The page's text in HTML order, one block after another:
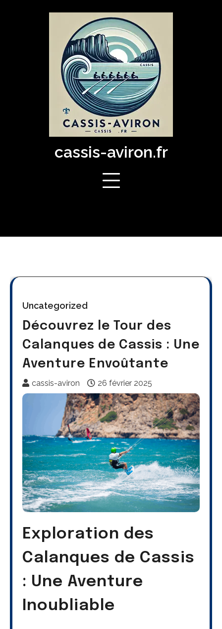
cassis-aviron.fr
Uncategorized
Découvrez le Tour des
Calanques de Cassis : Une
Aventure Envoûtante
cassis-aviron 26 février 2025
Exploration des
Calanques de Cassis
: Une Aventure
Inoubliable